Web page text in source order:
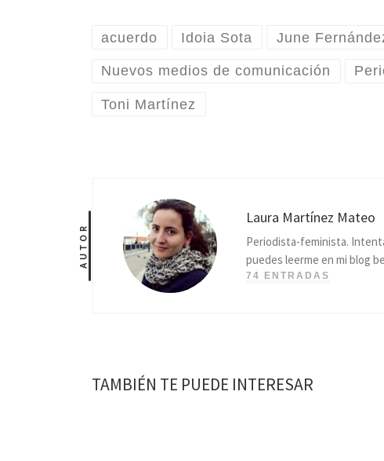
acuerdo Idoia Sota June
Nuevos medios de comunicación
Toni Martínez
AUTOR
Laura Martínez Mateo
Periodista-feminista.
puedes leerme en mi blog
74 ENTRADAS
TAMBIÉN TE PUEDE INTERESAR